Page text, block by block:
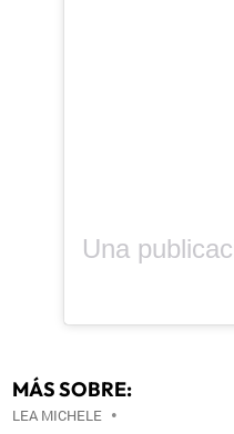
MÁS SOBRE:
LEA MICHELE•